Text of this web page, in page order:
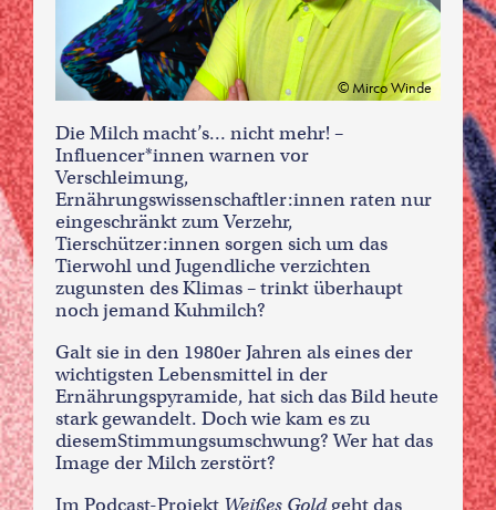
Mirco Winde
Die Milch macht’s… nicht mehr! –
Influencer*innen warnen vor
Verschleimung,
Ernährungswissenschaftler:innen raten nur
eingeschränkt zum Verzehr,
Tierschützer:innen sorgen sich um das
Tierwohl und Jugendliche verzichten
zugunsten des Klimas – trinkt überhaupt
noch jemand Kuhmilch?
Galt sie in den 1980er Jahren als eines der
wichtigsten Lebensmittel in der
Ernährungspyramide, hat sich das Bild heute
stark gewandelt. Doch wie kam es zu
diesemStimmungsumschwung? Wer hat das
Image der Milch zerstört?
Im Podcast-Projekt Weißes Goldgeht das